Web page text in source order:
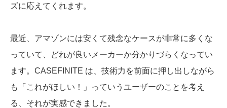
ズに応えてくれます。
最近、アマゾンには安くて残念なケースが非常に多くな
っていて、どれが良いメーカーか分かりづらくなってい
ます。CASEFINITE は、技術力を前面に押し出しながら
も「これがほしい！」っていうユーザーのことを考え
る、それが実感できました。